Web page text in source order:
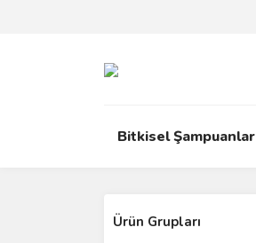
Bitkisel Şampuanlar
Ürün Grupları